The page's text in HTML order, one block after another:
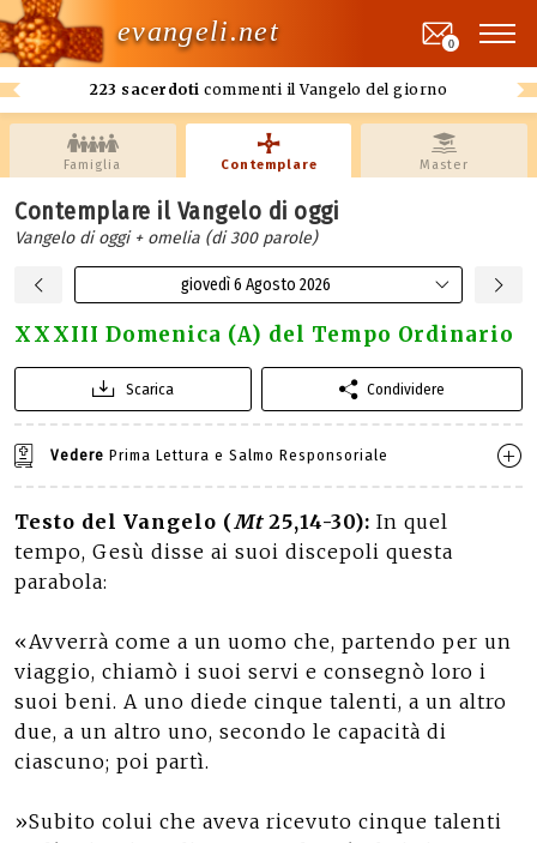
evangeli.net
223 sacerdoti commenti il Vangelo del giorno
0
Famiglia Contemplare Master
Contemplare il Vangelo di oggi
Vangelo di oggi + omelia (di 300 parole)
giovedì 6 Agosto 2026
XXXIII Domenica (A) del Tempo Ordinario
Scarica Condividere
Vedere Prima Lettura e Salmo Responsoriale
Testo del Vangelo (Mt25,14-30): In quel
tempo, Gesù disse ai suoi discepoli questa
parabola:
«Avverrà come a un uomo che, partendo per un
viaggio, chiamò i suoi servi e consegnò loro i
suoi beni. A uno diede cinque talenti, a un altro
due, a un altro uno, secondo le capacità di
ciascuno; poi partì.
»Subito colui che aveva ricevuto cinque talenti